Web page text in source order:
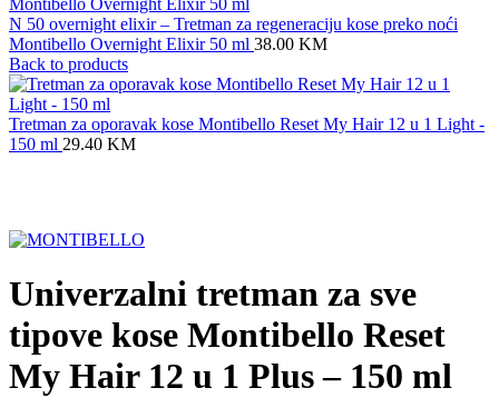
N 50 overnight elixir – Tretman za regeneraciju kose preko noći
Montibello Overnight Elixir 50 ml 38.00 KM
Back to products
Tretman za oporavak kose Montibello Reset My Hair 12 u 1 Light -
150 ml 29.40 KM
Univerzalni tretman za sve
tipove kose Montibello Reset
My Hair 12 u 1 Plus – 150 ml